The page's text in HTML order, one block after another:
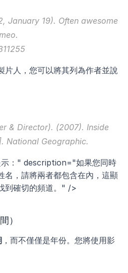
January 19). Often awesome
片人，您可以將其列為作者並說
& Director). (2007). Inside
National Geographic.
：" description="如果您同時
名，請將兩者都包含在內，這顯
到確切的頻道。" />
）
，而不僅僅是年份。您將使用影